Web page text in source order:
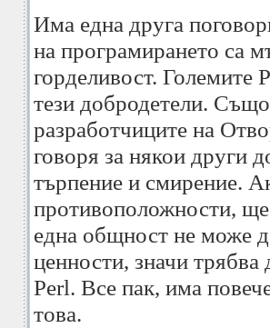
Има една друга
на програмирането са
горделивост. Големите
тези добродетели.
разработчиците на
говоря за някои други
търпение и смирение.
противоположности,
една общност не може
ценности, значи трябва
Perl. Все пак, има
това.